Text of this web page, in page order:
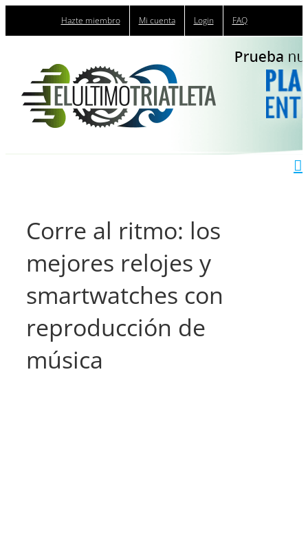
Hazte miembro Mi cuenta Login FAQ
Corre al ritmo: los
mejores relojes y
smartwatches con
reproducción de
música